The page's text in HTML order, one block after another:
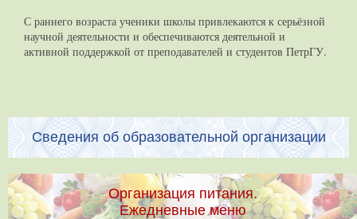
С раннего возраста ученики школы привлекаются к серьёзной
научной деятельности и обеспечиваются деятельной и
активной поддержкой от преподавателей и студентов ПетрГУ.
Сведения об образовательной организации
Организация питания.
Ежедневные меню